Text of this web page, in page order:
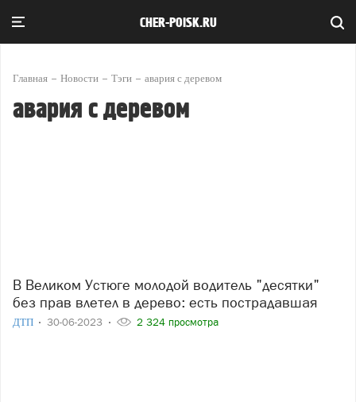
CHER-POISK.RU
Главная Новости Тэги авария с деревом
авария с деревом
В Великом Устюге молодой водитель "десятки"
без прав влетел в дерево: есть пострадавшая
ДТП 30-06-2023 2 324 просмотра